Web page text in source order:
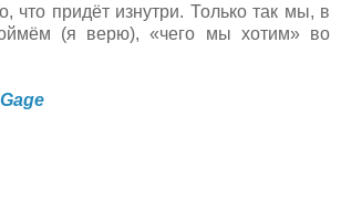
что придёт изнутри. Только так мы, в
(я верю), «чего мы хотим» во